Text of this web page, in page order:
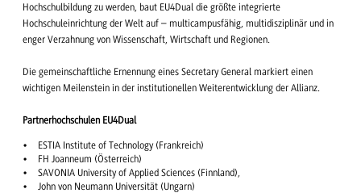
Hochschulbildung zu werden, baut EU4Dual die größte integrierte
Hochschuleinrichtung der Welt auf – multicampusfähig, multidisziplinär und in
enger Verzahnung von Wissenschaft, Wirtschaft und Regionen.
Die gemeinschaftliche Ernennung eines Secretary General markiert einen
wichtigen Meilenstein in der institutionellen Weiterentwicklung der Allianz.
Partnerhochschulen EU4Dual
ESTIA Institute of Technology (Frankreich)
FH Joanneum (Österreich)
SAVONIA University of Applied Sciences (Finnland),
John von Neumann Universität (Ungarn)